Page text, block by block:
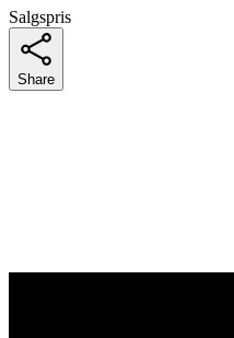
Salgspris
Share